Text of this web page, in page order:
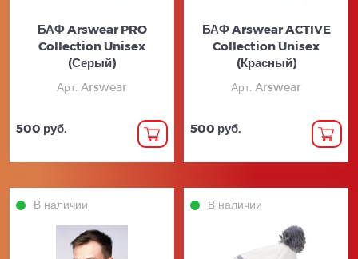
БАФ Arswear PRO
Collection Unisex
(Серый)
Арт. Arswear
500 руб.
БАФ Arswear ACTIVE
Collection Unisex
(Красный)
Арт. Arswear
500 руб.
В наличии В наличии